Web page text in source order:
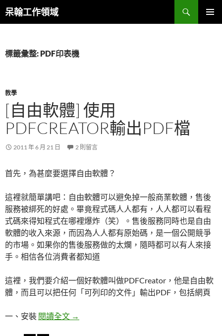
跳
至
內
呆翰工作領域
搜
尋
標籤彙整: PDF印表機
教學
[自由軟體] 使用
PDFCREATOR輸出PDF檔
2011 年 6 月 21 日 2 則留言
首先，為甚麼要選擇自由軟體？
這裡就簡單講吧：自由軟體可以避免掉一般商業軟體，售後
服務被綁死的好處。畢竟程式碼人人都有，人人都可以看程
式碼來得知程式在哪裡爆炸（笑）。售後服務同時也是自由
軟體的收入來源，而因為人人都有原始碼，是一個公開競爭
的市場。如果你的售後服務做的太爛，隨時都可以有人來接
手。相信各位消費者都知道
這裡，我們要介紹一個好軟體叫做PDFCreator，他是自由軟
體，而且可以把任何「可列印的文件」輸出PDF，包括網頁
一、安裝 閱讀全文 [自由軟體] 使用PDFCreator輸出PDF檔
→